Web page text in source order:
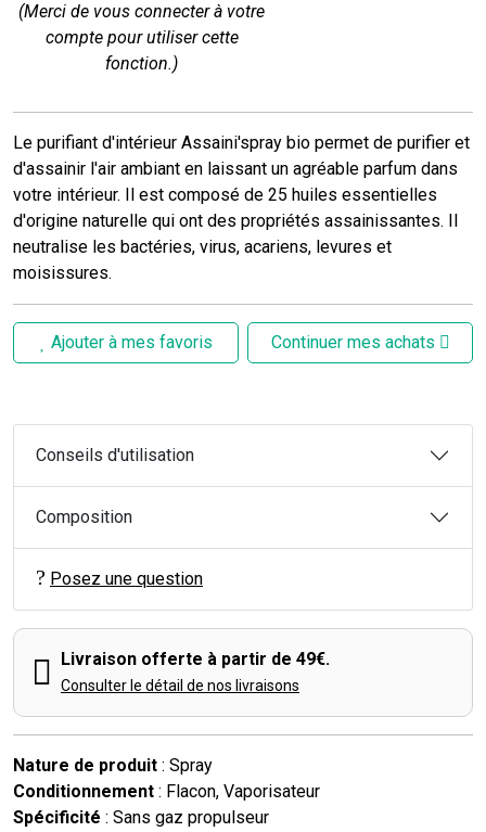
(Merci de vous connecter à votre
compte pour utiliser cette
fonction.)
Le purifiant d'intérieur Assaini'spray bio permet de purifier et
d'assainir l'air ambiant en laissant un agréable parfum dans
votre intérieur. Il est composé de 25 huiles essentielles
d'origine naturelle qui ont des propriétés assainissantes. Il
neutralise les bactéries, virus, acariens, levures et
moisissures.
Ajouter à mes favoris Continuer mes achats
Conseils d'utilisation
Composition
Posez une question
Livraison offerte à partir de 49€.
Consulter le détail de nos livraisons
Nature de produit : Spray
Conditionnement : Flacon, Vaporisateur
Spécificité : Sans gaz propulseur